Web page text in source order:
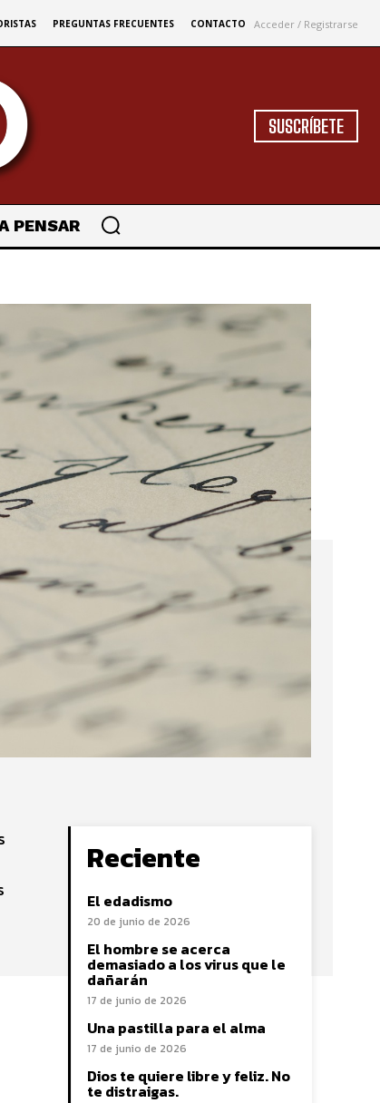
PREGUNTAS FRECUENTES CONTACTO Acceder / Registrarse
SUSCRÍBETE
PENSAR
Reciente
El edadismo
20 de junio de 2026
El hombre se acerca
demasiado a los virus que le
dañarán
17 de junio de 2026
Una pastilla para el alma
17 de junio de 2026
Dios te quiere libre y feliz. No
te distraigas.